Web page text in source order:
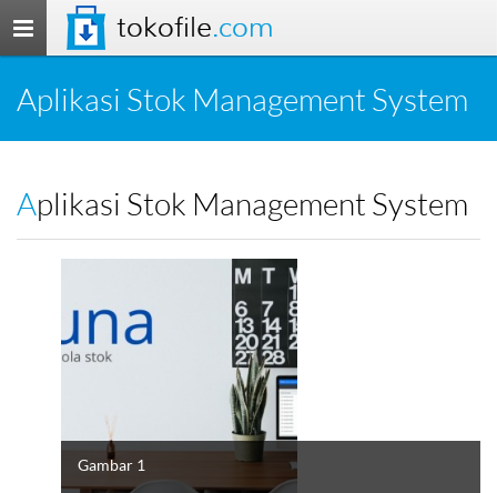
Toggle
navigation
tokofile.com
Aplikasi Stok Management System
Aplikasi Stok Management System
Gambar 1